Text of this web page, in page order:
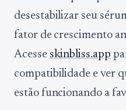
desestabilizar seu
fator de crescimento
Acesse skinbliss.app
compatibilidade e ver
estão funcionando a